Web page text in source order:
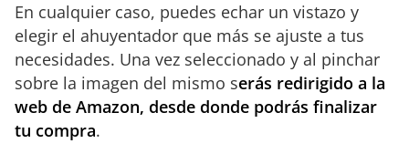
En cualquier caso, puedes echar un vistazo y
elegir el ahuyentador que más se ajuste a tus
necesidades. Una vez seleccionado y al pinchar
sobre la imagen del mismo serás redirigido a la
web de Amazon, desde donde podrás finalizar
tu compra.